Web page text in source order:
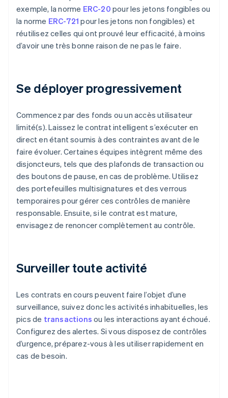
exemple, la norme ERC-20 pour les jetons fongibles ou
la norme ERC-721 pour les jetons non fongibles) et
réutilisez celles qui ont prouvé leur efficacité, à moins
d’avoir une très bonne raison de ne pas le faire.
Se déployer progressivement
Commencez par des fonds ou un accès utilisateur
limité(s). Laissez le contrat intelligent s’exécuter en
direct en étant soumis à des contraintes avant de le
faire évoluer. Certaines équipes intègrent même des
disjoncteurs, tels que des plafonds de transaction ou
des boutons de pause, en cas de problème. Utilisez
des portefeuilles multisignatures et des verrous
temporaires pour gérer ces contrôles de manière
responsable. Ensuite, si le contrat est mature,
envisagez de renoncer complètement au contrôle.
Surveiller toute activité
Les contrats en cours peuvent faire l’objet d’une
surveillance, suivez donc les activités inhabituelles, les
pics de transactions ou les interactions ayant échoué.
Configurez des alertes. Si vous disposez de contrôles
d’urgence, préparez-vous à les utiliser rapidement en
cas de besoin.